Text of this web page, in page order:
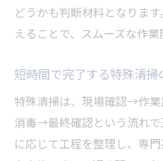
どうかも判断材料となりま
えることで、スムーズな作業
短時間で完了する特殊清掃
特殊清掃は、現場確認→作
消毒→最終確認という流れ
に応じて工程を整理し、専